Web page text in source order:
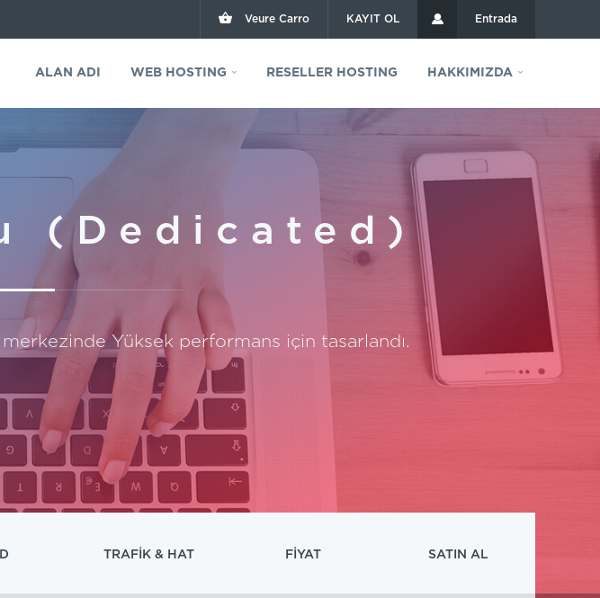
Veure Carro KAYIT OL Entrada
ALAN ADI WEB HOSTING RESELLER HOSTING HAKKIMIZDA
(Dedicated)
Yüksek performans için tasarlandı.
TRAFİK & HAT FİYAT SATIN AL